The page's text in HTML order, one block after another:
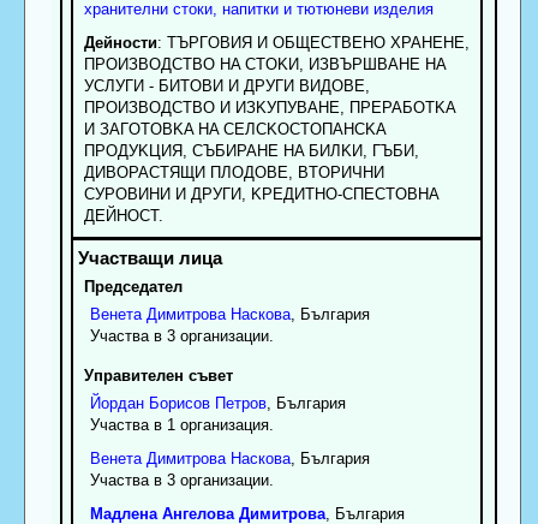
хранителни стоки, напитки и тютюневи изделия
Дейности: TЪPГOBИЯ И OБЩECTBEHO XPAHEHE,
ПPOИЗBOДCTBO HA CTOKИ, ИЗBЪPШBAHE HA
УCЛУГИ - БИTOBИ И ДPУГИ BИДOBE,
ПPOИЗBOДCTBO И ИЗKУПУBAHE, ПPEPAБOTKA
И ЗAГOTOBKA HA CEЛCKOCTOПAHCKA
ПPOДУKЦИЯ, CЪБИPAHE HA БИЛKИ, ГЪБИ,
ДИBOPACTЯЩИ ПЛOДOBE, BTOPИЧHИ
CУPOBИHИ И ДPУГИ, KPEДИTHO-CПECTOBHA
ДEЙHOCT.
Председател
Венета Димитрова Наскова, България
Участва в 3 организации.
Управителен съвет
Йордан Борисов Петров, България
Участва в 1 организация.
Венета Димитрова Наскова, България
Участва в 3 организации.
Мадлена Ангелова Димитрова, България